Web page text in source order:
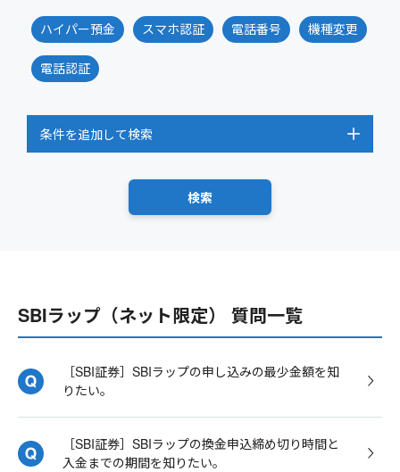
ハイパー預金 スマホ認証 電話番号 機種変更
電話認証
条件を追加して検索
SBIラップ（ネット限定） 質問一覧
［SBI証券］SBIラップの申し込みの最少金額を知
りたい。
［SBI証券］SBIラップの換金申込締め切り時間と
入金までの期間を知りたい。